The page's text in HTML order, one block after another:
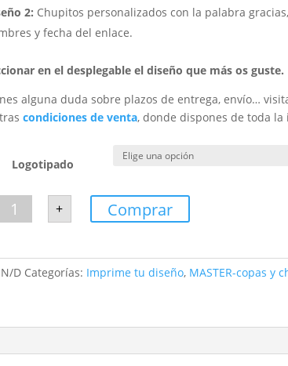
2: Chupitos personalizados con la palabra
y fecha del enlace.
en el desplegable el diseño que más os guste.
alguna duda sobre plazos de entrega, envío…
condiciones de venta, donde dispones de toda la
Logotipado
personalizados
+ Comprar
N/D Categorías: Imprime tu diseño, MASTER-copas y